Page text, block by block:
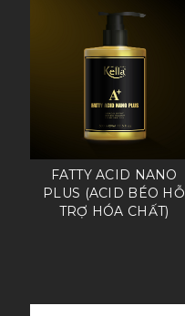
FATTY ACID NANO
PLUS (ACID BÉO HỖ
TRỢ HÓA CHẤT)